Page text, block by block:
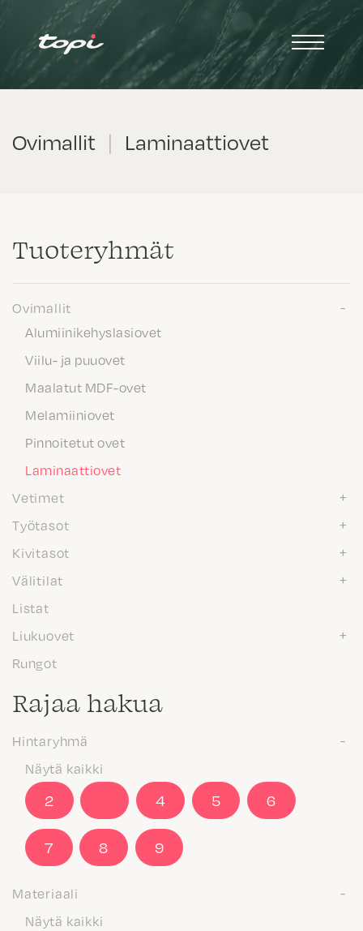
Ovimallit | Laminaattiovet
Tuote­ryhmät
Ovimallit
Alumiinikehyslasiovet
Viilu- ja puuovet
Maalatut MDF-ovet
Melamiiniovet
Pinnoitetut ovet
Laminaattiovet
Vetimet
Työtasot
Kivitasot
Välitilat
Listat
Liukuovet
Rungot
Rajaa hakua
Hintaryhmä
Näytä kaikki
2 4 5 6
7 8 9
Materiaali
Näytä kaikki